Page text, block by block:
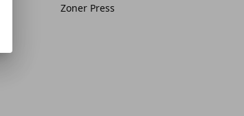
klasickými filmovými fotoaparáty).
knih je skutečnost, že se v nich
publikacích věnuje spousta místa.
Zoner Press